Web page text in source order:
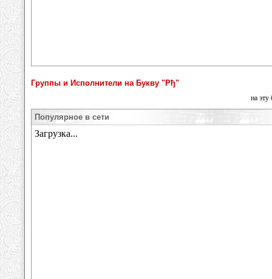
Группы и Исполнители на Букву "Рђ"
на эту
Популярное в сети